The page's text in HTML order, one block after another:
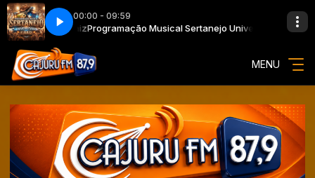
00:00 - 09:59
e RaizProgramação Musical Sertanejo Universitário e Raiz
MENU